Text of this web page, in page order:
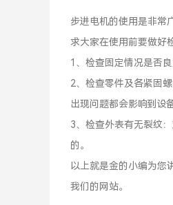
步进电机的使用是非常
求大家在使用前要做好
1、检查固定情况是否
2、检查零件及各紧固
出现问题都会影响到设
3、检查外表有无裂纹
的。
以上就是金的小编为您
我们的网站。